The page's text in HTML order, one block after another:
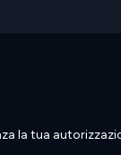
la tua